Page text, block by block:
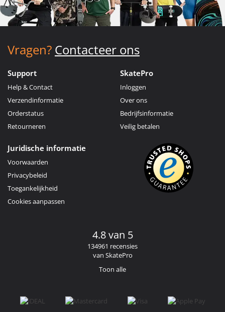
Vragen? Contacteer ons
Support
Help & Contact
Verzendinformatie
Orderstatus
Retourneren
SkatePro
Inloggen
Over ons
Bedrijfsinformatie
Veilig betalen
Juridische informatie
Voorwaarden
Privacybeleid
Toegankelijkheid
Cookies aanpassen
4.8 van 5
134961 recensies
van SkatePro
Toon alle